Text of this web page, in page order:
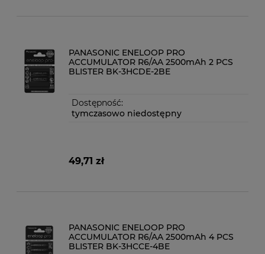
PANASONIC ENELOOP PRO
ACCUMULATOR R6/AA 2500mAh 2 PCS
BLISTER BK-3HCDE-2BE
Dostępność:
tymczasowo niedostępny
49,71 zł
PANASONIC ENELOOP PRO
ACCUMULATOR R6/AA 2500mAh 4 PCS
BLISTER BK-3HCCE-4BE